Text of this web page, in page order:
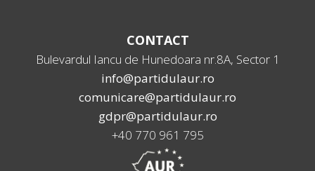
CONTACT
Bulevardul Iancu de Hunedoara nr.8A, Sector 1
info@partidulaur.ro
comunicare@partidulaur.ro
gdpr@partidulaur.ro
+40 770 961 795